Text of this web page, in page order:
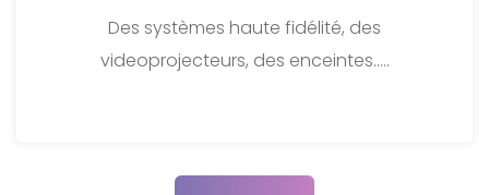
Des systèmes haute fidélité, des
videoprojecteurs, des enceintes.....